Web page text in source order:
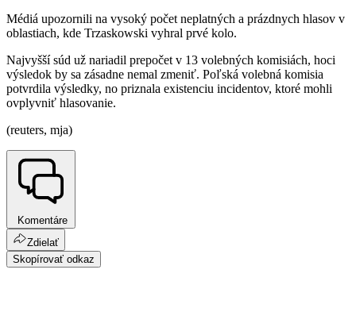
Médiá upozornili na vysoký počet neplatných a prázdnych hlasov v
oblastiach, kde Trzaskowski vyhral prvé kolo.
Najvyšší súd už nariadil prepočet v 13 volebných komisiách, hoci
výsledok by sa zásadne nemal zmeniť. Poľská volebná komisia
potvrdila výsledky, no priznala existenciu incidentov, ktoré mohli
ovplyvniť hlasovanie.
(reuters, mja)
Komentáre
Zdielať
Skopírovať odkaz